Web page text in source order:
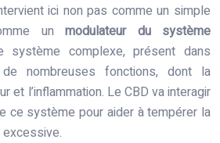
ici non pas comme un simple
un modulateur du système
système complexe, présent dans
nombreuses fonctions, dont la
et l’inflammation. Le CBD va interagir
ce système pour aider à tempérer la